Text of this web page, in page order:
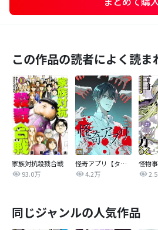
この作品の読者によく読ま
家族対抗殺戮合戦
93.0万
怪奇アプリ【タテヨミ】
4.2万
怪物
同じジャンルの人気作品